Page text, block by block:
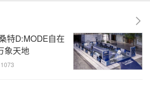
是自由而强大的，跟随内心而动，
奏。
定目标，精准超越
特D:MODE自在
象天地
1073